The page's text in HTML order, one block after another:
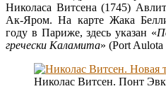
Николаса Витсена (1745)
Ак-Яром. На карте Жака
году в Париже, здесь указан «
гречески Каламита» (Port Aulota
Николас Витсен. Понт